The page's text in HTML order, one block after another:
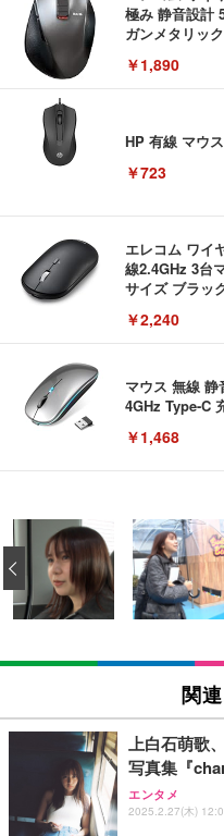
極み 静音設計
ガンメタリッ
￥1,890
HP 有線 マウ
￥723
エレコム ワイ
線2.4GHz 3台
サイズ ブラッ
￥2,240
マウス 無線
4GHz Type-C
￥1,468
エレコム モ
チ対応 耐荷
DPA-SS02BK
￥3,770
エレコム モニ
ケット付属 関
エレコム モニ
グル ロング
対応 ブラック
TITAN
D電源搭載】
GeForce RTX
Me SSD 2TB
￥222,000
TITAN
GeForce RTX
Me SSD 2TB
【整備済み品
zen 5 PRO
s11 Pro MS
エレコム 充
ケーブル一体
み式プラグ
C-AC6920WF
￥1,090
モバイルバッ
ッテリー 5台
D残量表示
携帯充電器
急用 iOS/
エレコム 充電
ポート PSE認
ワイト 【
‹
関
上白石萌歌
写真集『
エンタメ
2025.2.27(木)